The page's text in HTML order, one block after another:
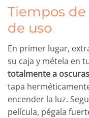
Tiempos
de uso
En primer lugar,
su caja y métela en
totalmente a oscuras
tapa
encender la luz.
película, pégala